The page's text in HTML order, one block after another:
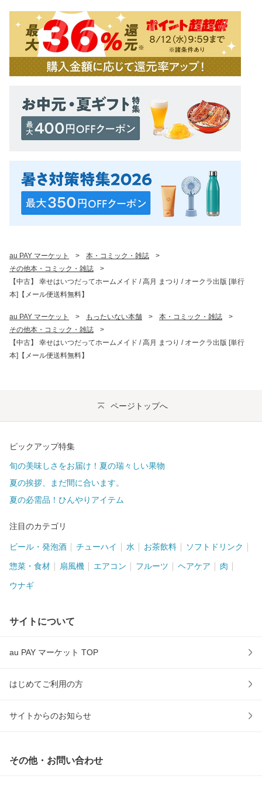
au PAY マーケット > 本・コミック・雑誌
>
その他本・コミック・雑誌
>
【中古】 幸せはいつだってホームメイド / 高月 まつり / オークラ出版 [単行
本]【メール便送料無料】
au PAY マーケット > もったいない本舗 > 本・コミック・雑誌
>
その他本・コミック・雑誌
>
【中古】 幸せはいつだってホームメイド / 高月 まつり / オークラ出版 [単行
本]【メール便送料無料】
ページトップへ
ピックアップ特集
旬の美味しさをお届け！夏の瑞々しい果物
夏の挨拶、まだ間に合います。
夏の必需品！ひんやりアイテム
注目のカテゴリ
ビール・発泡酒 チューハイ 水 お茶飲料 ソフトドリンク
惣菜・食材 扇風機 エアコン フルーツ ヘアケア 肉
ウナギ
サイトについて
au PAY マーケット TOP
はじめてご利用の方
サイトからのお知らせ
その他・お問い合わせ